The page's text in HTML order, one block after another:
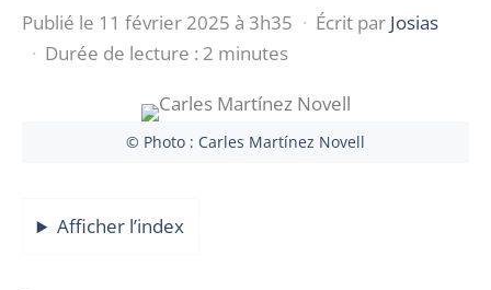
Publié le 11 février 2025 à 3h35 · Écrit par Josias
· Durée de lecture : 2 minutes
© Photo : Carles Martínez Novell
Afficher l’index